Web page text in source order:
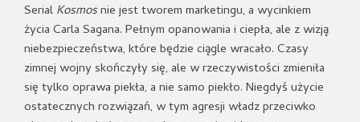
Serial Kosmosnie jest tworem marketingu, a wycinkiem
życia Carla Sagana. Pełnym opanowania i ciepła, ale z wizją
niebezpieczeństwa, które będzie ciągle wracało. Czasy
zimnej wojny skończyły się, ale w rzeczywistości zmieniła
się tylko oprawa piekła, a nie samo piekło. Niegdyś użycie
ostatecznych rozwiązań, w tym agresji władz przeciwko